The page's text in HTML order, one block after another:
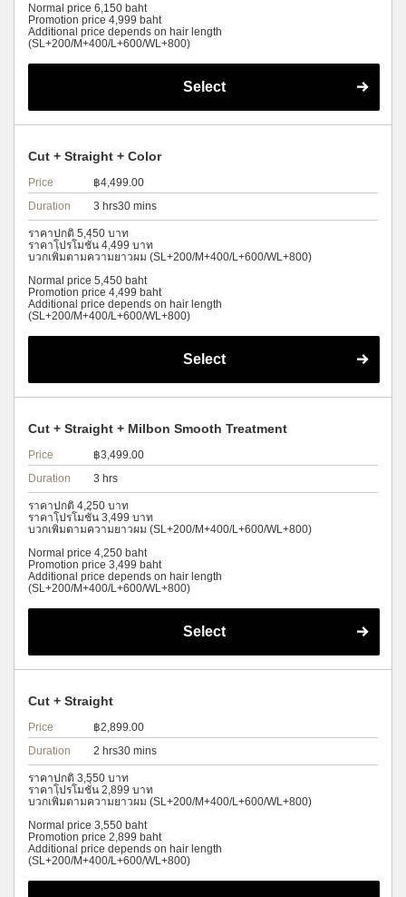
Normal price 6,150 baht
Promotion price 4,999 baht
Additional price depends on hair length
(SL+200/M+400/L+600/WL+800)
Select
Cut + Straight + Color
Price
฿4,499.00
Duration
3 hrs30 mins
ราคาปกติ 5,450 บาท
ราคาโปรโมชั่น 4,499 บาท
บวกเพิ่มตามความยาวผม (SL+200/M+400/L+600/WL+800)
Normal price 5,450 baht
Promotion price 4,499 baht
Additional price depends on hair length
(SL+200/M+400/L+600/WL+800)
Select
Cut + Straight + Milbon Smooth Treatment
Price
฿3,499.00
Duration
3 hrs
ราคาปกติ 4,250 บาท
ราคาโปรโมชั่น 3,499 บาท
บวกเพิ่มตามความยาวผม (SL+200/M+400/L+600/WL+800)
Normal price 4,250 baht
Promotion price 3,499 baht
Additional price depends on hair length
(SL+200/M+400/L+600/WL+800)
Select
Cut + Straight
Price
฿2,899.00
Duration
2 hrs30 mins
ราคาปกติ 3,550 บาท
ราคาโปรโมชั่น 2,899 บาท
บวกเพิ่มตามความยาวผม (SL+200/M+400/L+600/WL+800)
Normal price 3,550 baht
Promotion price 2,899 baht
Additional price depends on hair length
(SL+200/M+400/L+600/WL+800)